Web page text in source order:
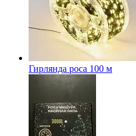
Гирлянда роса 100 м